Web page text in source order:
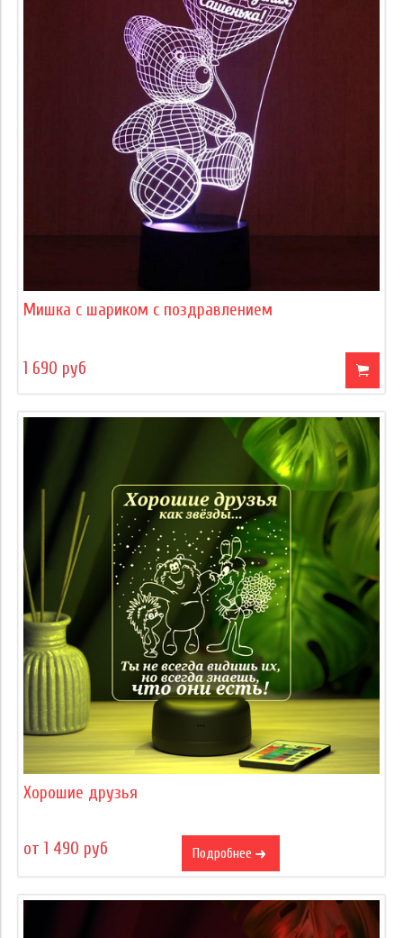
Мишка с шариком с поздравлением
1 690 руб
Хорошие друзья
от 1 490 руб Подробнее